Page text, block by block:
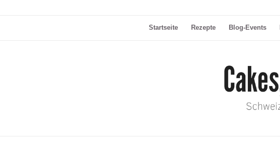
Startseite Rezepte Blog-Events